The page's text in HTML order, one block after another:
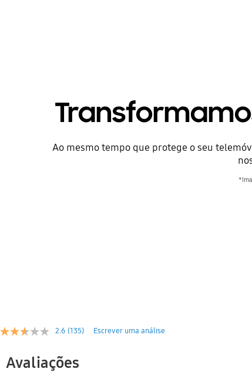
Ao mesmo tempo que protege o seu
2.6 (135) Escrever uma análise